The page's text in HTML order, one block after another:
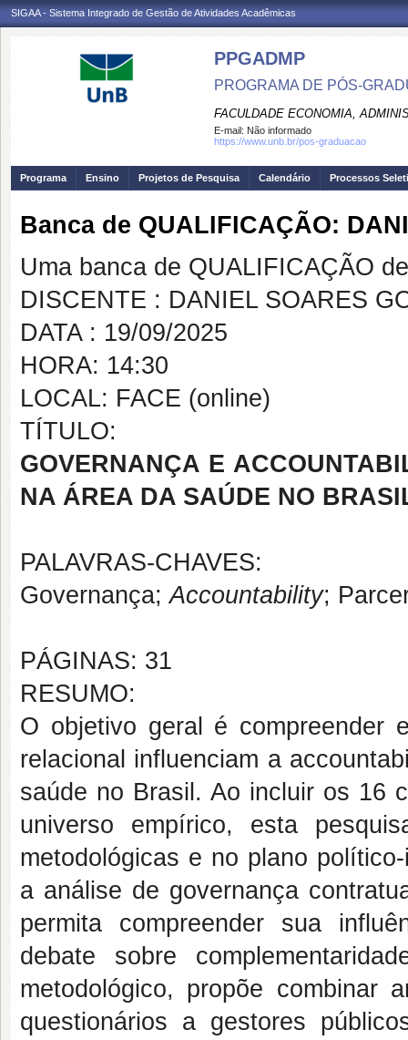
SIGAA - Sistema Integrado de Gestão de Atividades Acadêmicas
PPGADMP
PROGRAMA DE PÓS-
FACULDADE ECONOMIA,
E-mail: Não informado
https://www.unb.br/pos-graduacao
Programa Ensino Projetos de Pesquisa Calendário Processos
Banca de QUALIFICAÇÃO:
Uma banca de QUALIFICAÇÃO
DISCENTE : DANIEL SOARES
DATA : 19/09/2025
HORA: 14:30
LOCAL: FACE (online)
TÍTULO:
GOVERNANÇA E
NA ÁREA DA SAÚDE NO
PALAVRAS-CHAVES:
Governança;Accountability;
PÁGINAS: 31
RESUMO:
O objetivo geral é compreender
relacional influenciam a
saúde no Brasil. Ao incluir os 16
universo empírico, esta
metodológicas e no plano
a análise de governança
permita compreender sua
debate sobre
metodológico, propõe combinar
questionários a gestores